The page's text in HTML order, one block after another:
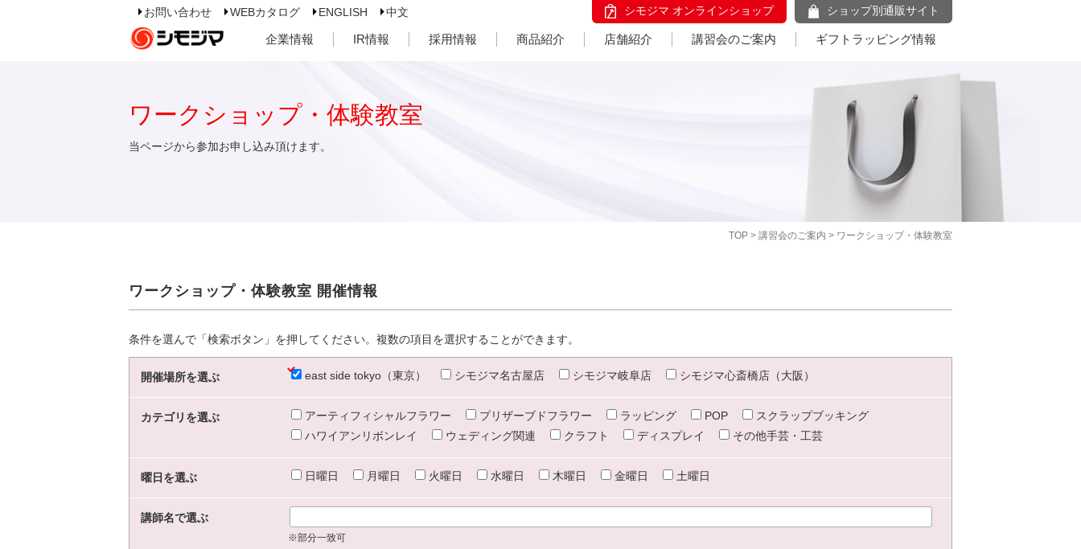
お問い合わせ WEBカタログ ENGLISH 中文 シモジマ オンラインショップ ショップ別通販サイト
企業情報 IR情報 採用情報 商品紹介 店舗紹介 講習会のご案内 ギフトラッピング情報
TOP > 講習会のご案内 > ワークショップ・体験教室
ワークショップ・体験教室
当ページから参加お申し込み頂けます。
ワークショップ・体験教室 開催情報
条件を選んで「検索ボタン」を押してください。複数の項目を選択することができます。
開催場所を選ぶ east side tokyo（東京） シモジマ名古屋店 シモジマ岐阜店 シモジマ心斎橋店（大阪）
カテゴリを選ぶ アーティフィシャルフラワー プリザーブドフラワー ラッピング POP
スクラップブッキング
ハワイアンリボンレイ
ウェディング関連 クラフト ディスプレイ その他手芸・工芸
曜日を選ぶ 日曜日 月曜日 火曜日 水曜日 木曜日 金曜日 土曜日
講師名で選ぶ
※部分一致可